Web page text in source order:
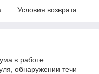
Условия возврата
в работе
обнаружении течи